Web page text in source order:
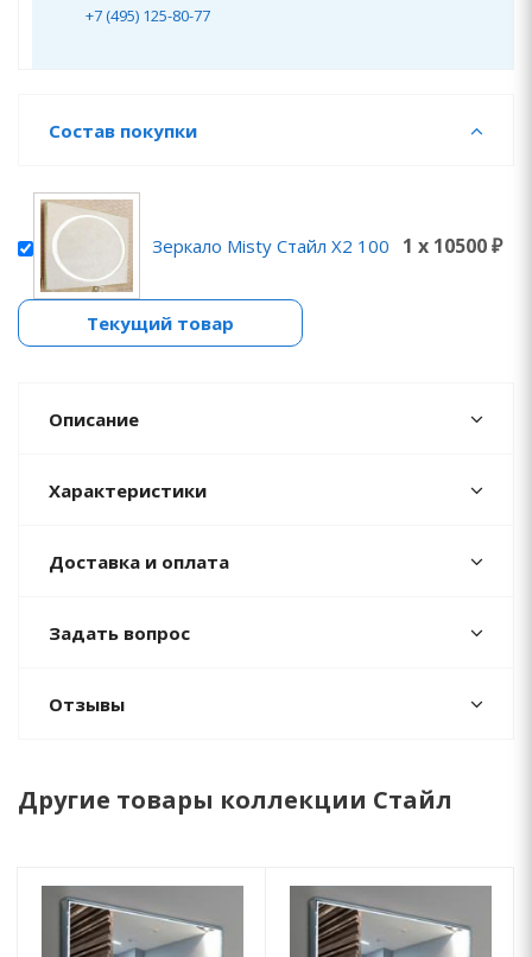
+7 (495) 125-80-77
Состав покупки
Зеркало Misty Стайл X2 100 1 x 10500 ₽
Текущий товар
Описание
Характеристики
Доставка и оплата
Задать вопрос
Отзывы
Другие товары коллекции Стайл